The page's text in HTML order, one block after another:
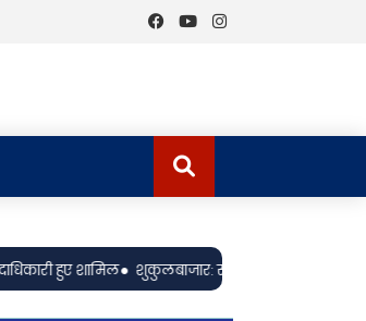
बाजार मे खडी बाइक चोरी, अज्ञात के खिलाफ